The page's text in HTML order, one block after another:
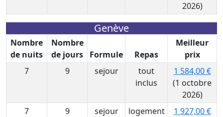
2026)
Genève
Nombre
de nuits
Nombre
de jours
Formule Repas
Meilleur
prix
7
9 sejour
tout
inclus
1 584,00 €
(1 octobre
2026)
7
9 sejour
logement
1 927,00 €